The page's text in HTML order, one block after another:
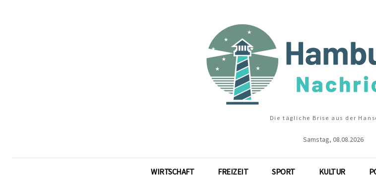
Die tägliche Brise aus der
Samstag, 08.08.2026
WIRTSCHAFT FREIZEIT SPORT KULTUR